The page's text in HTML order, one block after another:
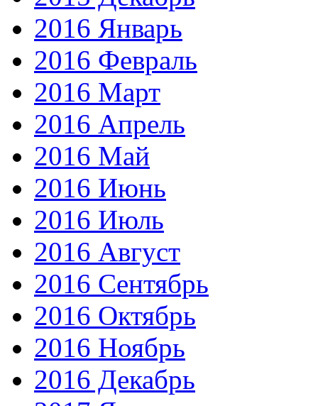
2016 Январь
2016 Февраль
2016 Март
2016 Апрель
2016 Май
2016 Июнь
2016 Июль
2016 Август
2016 Сентябрь
2016 Октябрь
2016 Ноябрь
2016 Декабрь